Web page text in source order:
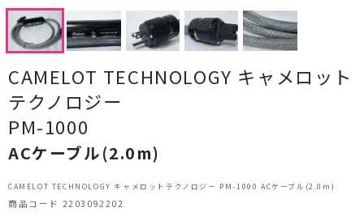
レコードプレーヤー
フォノイコライザー・MCトランス
スピーカー
オーディオアクセサリー
ヘッドフォン・イヤホン
オーディオその他
CAMELOT TECHNOLOGY キャメロット
テクノロジー
PM-1000
ACケーブル(2.0m)
CAMELOT TECHNOLOGY キャメロットテクノロジー PM-1000 ACケーブル(2.0m)
商品コード 2203092202